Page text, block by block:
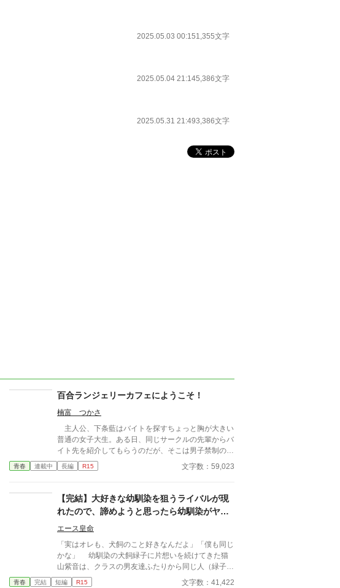
2025.05.03 00:151,355文字
2025.05.04 21:145,386文字
2025.05.31 21:493,386文字
百合ランジェリーカフェにようこそ！
楠富 つかさ
主人公、下条藍はバイトを探すちょっと胸が大きい
普通の女子大生。ある日、同じサークルの先輩からバ
イト先を紹介してもらうのだが、そこは男子禁制のカ
フェ併設ランジェリーショップで！？ ちょっとハ
レンチなお仕事カフェライフ、始まります！！ ※こ
とは一切関係ありません。 表紙画像はAIイラストで
す。下着が生成できないのでビキニで代用していま
す。
青春 連載中 長編 R15 文字数：59,023
【完結】大好きな幼馴染を狙うライバルが現
れたので、諦めようと思ったら幼馴染がヤン
デレ化して激重感情を向けてきた。
エース皇命
「実はオレも、犬飼のこと好きなんだよ」「僕も同じ
かな」 幼馴染の犬飼緑子に片想いを続けてきた猫
山紫音は、クラスの男友達ふたりから同じ人（緑子）
を好きになっていることを告白される。 紫音の背
青春 完結 短編 R15 文字数：41,422